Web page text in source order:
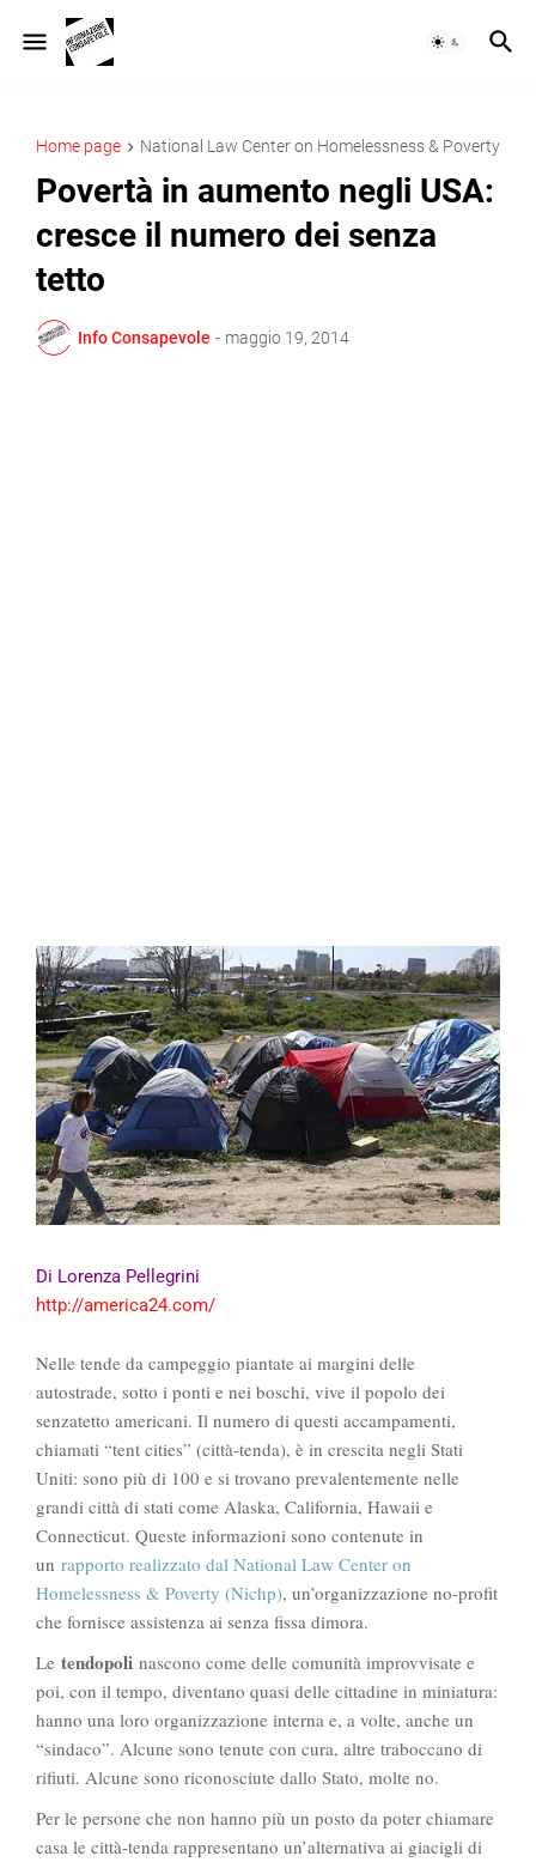
Home page National Law Center on Homelessness & Poverty
Povertà in aumento negli USA:
cresce il numero dei senza
tetto
Info Consapevole - maggio 19, 2014
Di Lorenza Pellegrini
http://america24.com/
Nelle tende da campeggio piantate ai margini delle
autostrade, sotto i ponti e nei boschi, vive il popolo dei
senzatetto americani. Il numero di questi accampamenti,
chiamati “tent cities” (città-tenda), è in crescita negli Stati
Uniti: sono più di 100 e si trovano prevalentemente nelle
grandi città di stati come Alaska, California, Hawaii e
Connecticut. Queste informazioni sono contenute in
un rapporto realizzato dal National Law Center on
Homelessness & Poverty (Nichp), un’organizzazione no-profit
che fornisce assistenza ai senza fissa dimora.
Le tendopoli nascono come delle comunità improvvisate e
poi, con il tempo, diventano quasi delle cittadine in miniatura:
hanno una loro organizzazione interna e, a volte, anche un
“sindaco”. Alcune sono tenute con cura, altre traboccano di
rifiuti. Alcune sono riconosciute dallo Stato, molte no.
Per le persone che non hanno più un posto da poter chiamare
casa le città-tenda rappresentano un’alternativa ai giacigli di